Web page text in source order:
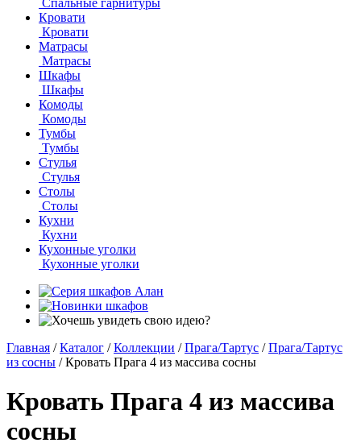
Спальные гарнитуры
Кровати
Кровати
Матрасы
Матрасы
Шкафы
Шкафы
Комоды
Комоды
Тумбы
Тумбы
Стулья
Стулья
Столы
Столы
Кухни
Кухни
Кухонные уголки
Кухонные уголки
Главная / Каталог / Коллекции / Прага/Тартус / Прага/Тартус
из сосны / Кровать Прага 4 из массива сосны
Кровать Прага 4 из массива
сосны